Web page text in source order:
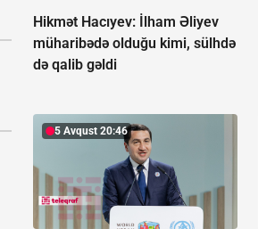
Hikmət Hacıyev: İlham Əliyev
müharibədə olduğu kimi, sülhdə
də qalib gəldi
5 Avqust 20:46